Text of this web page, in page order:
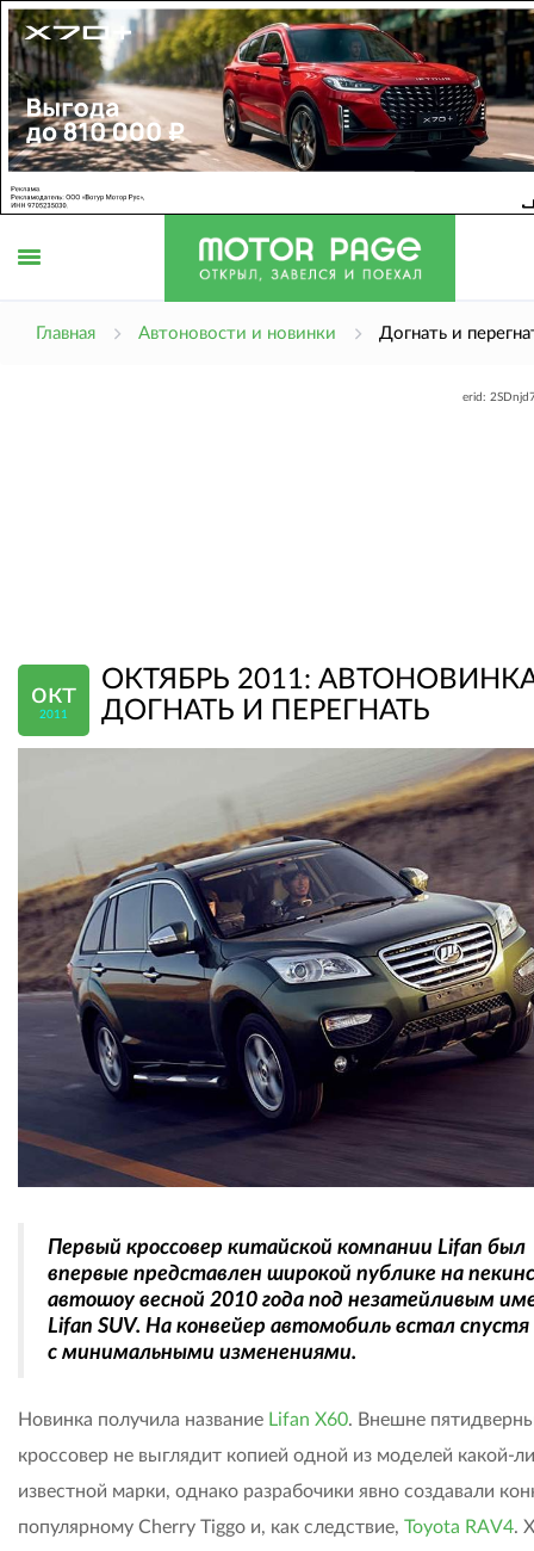
Главная Автоновости и новинки Догнать и
erid:
окт
2011
ОКТЯБРЬ 2011:
ДОГНАТЬ И ПЕРЕГНАТЬ
Первый кроссовер китайской компании Lifan был
впервые представлен широкой публике на
автошоу весной 2010 года под незатейливым
Lifan SUV. На конвейер автомобиль встал спустя
с минимальными изменениями.
Новинка получила название Lifan X60. Внешне
кроссовер не выглядит копией одной из моделей какой-
известной марки, однако разрабочики явно создавали
популярному Cherry Tiggo и, как следствие, Toyota RAV4.